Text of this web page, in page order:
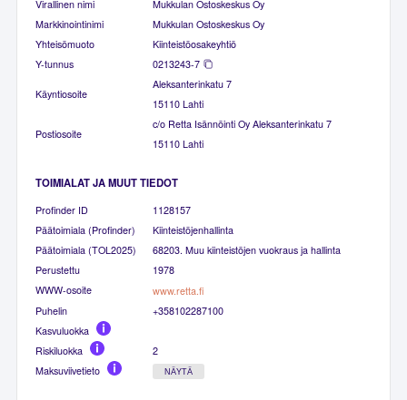
Virallinen nimi
Mukkulan Ostoskeskus Oy
Markkinointinimi
Mukkulan Ostoskeskus Oy
Yhteisömuoto
Kiinteistöosakeyhtiö
Y-tunnus
0213243-7
Käyntiosoite
Aleksanterinkatu 7
15110 Lahti
Postiosoite
c/o Retta Isännöinti Oy Aleksanterinkatu 7
15110 Lahti
TOIMIALAT JA MUUT TIEDOT
Profinder ID
1128157
Päätoimiala (Profinder)
Kiinteistöjenhallinta
Päätoimiala (TOL2025)
68203. Muu kiinteistöjen vuokraus ja hallinta
Perustettu
1978
WWW-osoite
www.retta.fi
Puhelin
+358102287100
Kasvuluokka
Riskiluokka
2
Maksuviivetieto
NÄYTÄ